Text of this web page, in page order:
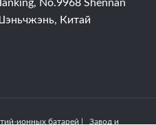
No.9968 Shennan
Китай
ионных батарей | Завод и